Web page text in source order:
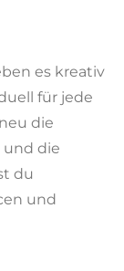
es kreativ
für jede
die
und die
du
und